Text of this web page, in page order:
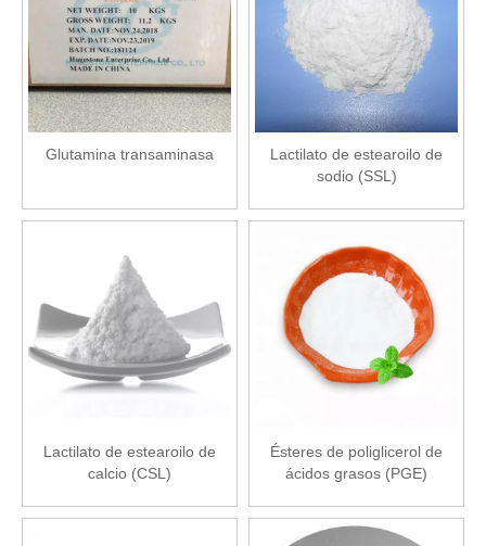
Glutamina transaminasa
Lactilato de estearoilo de
sodio (SSL)
Lactilato de estearoilo de
calcio (CSL)
Ésteres de poliglicerol de
ácidos grasos (PGE)